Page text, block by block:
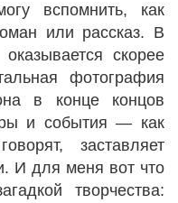
вспомнить, как
или рассказ. В
скорее
фотография
в конце концов
и события — как
заставляет
И для меня вот что
творчества: